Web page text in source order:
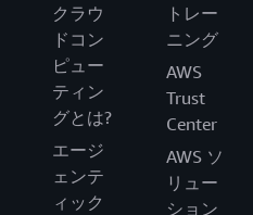
クラウ
ドコン
ピュー
ティン
グとは?
エージ
ェンテ
ィック
トレー
ニング
AWS
Trust
Center
AWS ソ
リュー
ション